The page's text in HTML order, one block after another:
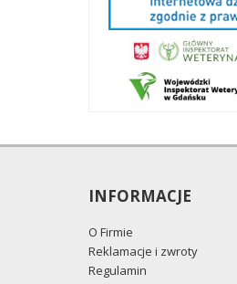
INFORMACJE
O Firmie
Reklamacje i zwroty
Regulamin